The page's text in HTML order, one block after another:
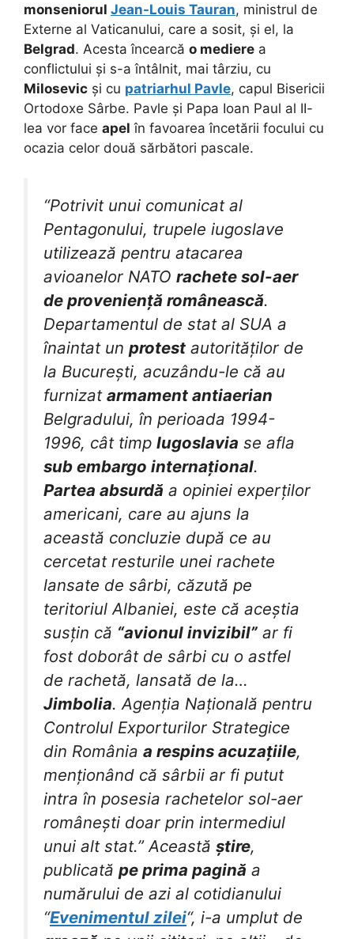
monseniorul Jean-Louis Tauran, ministrul de
Externe al Vaticanului, care a sosit, și el, la
Belgrad. Acesta încearcă o mediere a
conflictului și s-a întâlnit, mai târziu, cu
Milosevic și cu patriarhul Pavle, capul Bisericii
Ortodoxe Sârbe. Pavle și Papa Ioan Paul al II-
lea vor face apel în favoarea încetării focului cu
ocazia celor două sărbători pascale.
“Potrivit unui comunicat al
Pentagonului, trupele iugoslave
utilizează pentru atacarea
avioanelor NATO rachete sol-aer
de proveniență românească.
Departamentul de stat al SUA a
înaintat un protest autorităților de
la București, acuzându-le că au
furnizat armament antiaerian
Belgradului, în perioada 1994-
1996, cât timp Iugoslavia se afla
sub embargo internațional.
Partea absurdă a opiniei experților
americani, care au ajuns la
această concluzie după ce au
cercetat resturile unei rachete
lansate de sârbi, căzută pe
teritoriul Albaniei, este că aceștia
susțin că “avionul invizibil” ar fi
fost doborât de sârbi cu o astfel
de rachetă, lansată de la…
Jimbolia. Agenția Națională pentru
Controlul Exporturilor Strategice
din România a respins acuzațiile,
menționând că sârbii ar fi putut
intra în posesia rachetelor sol-aer
românești doar prin intermediul
unui alt stat.” Această știre,
publicată pe prima pagină a
numărului de azi al cotidianului
“Evenimentul zilei“, i-a umplut de